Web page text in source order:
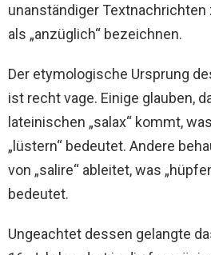
unanständiger
als „anzüglich“ bezeichnen.
Der etymologische Ursprung
ist recht vage. Einige glauben,
lateinischen „salax“ kommt,
„lüstern“ bedeutet. Andere
von „salire“ ableitet, was
bedeutet.
Ungeachtet dessen gelangte